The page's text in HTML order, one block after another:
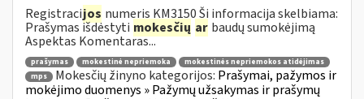
Registracijos numeris KM3150 Ši informacija skelbiama:
Prašymas išdėstyti mokesčių ar baudų sumokėjimą
Aspektas Komentaras...
prašymas mokestinė nepriemoka
mokestinės nepriemokos atidėjimas
mps
Mokesčių žinyno kategorijos: Prašymai, pažymos ir
mokėjimo duomenys » Pažymų užsakymas ir prašymų